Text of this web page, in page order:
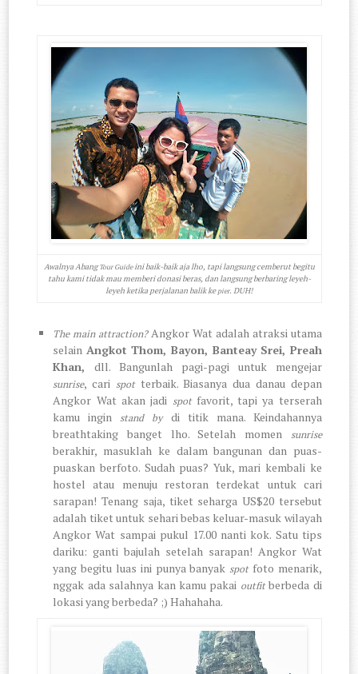
Awalnya AbangTour Guideini baik-baik aja lho, tapi langsung cemberut begitu
tahu kami tidak mau memberi donasi beras, dan langsung berbaring leyeh-
leyeh ketika perjalanan balik kepier. DUH!
The main attraction?Angkor Wat adalah atraksi utama
selain Angkot Thom, Bayon, Banteay Srei, Preah
Khan,dll. Bangunlah pagi-pagi untuk mengejar
sunrise, cari spot terbaik. Biasanya dua danau depan
Angkor Wat akan jadi spot favorit, tapi ya terserah
kamu inginstand by di titik mana. Keindahannya
breathtaking banget lho. Setelah momen sunrise
berakhir, masuklah ke dalam bangunan dan puas-
puaskan berfoto. Sudah puas? Yuk, mari kembali ke
hostel atau menuju restoran terdekat untuk cari
sarapan! Tenang saja, tiket seharga US$20 tersebut
adalah tiket untuk sehari bebas keluar-masuk wilayah
Angkor Wat sampai pukul 17.00 nanti kok. Satu tips
dariku: ganti bajulah setelah sarapan! Angkor Wat
yang begitu luas ini punya banyakspot foto menarik,
nggak ada salahnya kan kamu pakai outfitberbeda di
lokasi yang berbeda? ;) Hahahaha.